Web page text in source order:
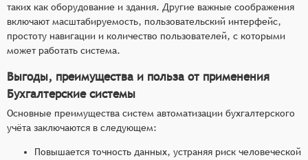
таких как оборудование и здания. Другие важные соображения
включают масштабируемость, пользовательский интерфейс,
простоту навигации и количество пользователей, с которыми
может работать система.
Выгоды, преимущества и польза от применения
Бухгалтерские системы
Основные преимущества систем автоматизации бухгалтерского
учёта заключаются в следующем:
Повышается точность данных, устраняя риск человеческой